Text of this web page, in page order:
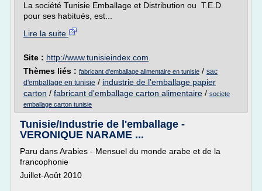
La société Tunisie Emballage et Distribution ou T.E.D
pour ses habitués, est...
Lire la suite
Site : http://www.tunisieindex.com
Thèmes liés : fabricant d'emballage alimentaire en tunisie / sac
d'emballage en tunisie / industrie de l'emballage papier
carton / fabricant d'emballage carton alimentaire / societe
emballage carton tunisie
Tunisie/Industrie de l'emballage -
VERONIQUE NARAME ...
Paru dans Arabies - Mensuel du monde arabe et de la
francophonie
Juillet-Août 2010